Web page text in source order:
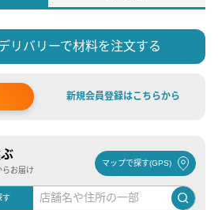
リバリーで材料を注文する
新規会員登録はこちらから
らお届け
マップで探す(GPS)
す